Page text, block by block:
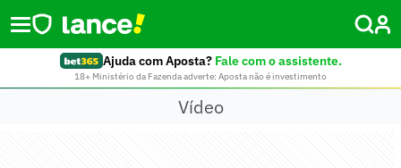
Ajuda com Aposta? Fale com o assistente.
18+ Ministério da Fazenda adverte: Aposta não é investimento
Vídeo